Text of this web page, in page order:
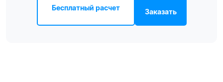
Бесплатный расчет Заказать